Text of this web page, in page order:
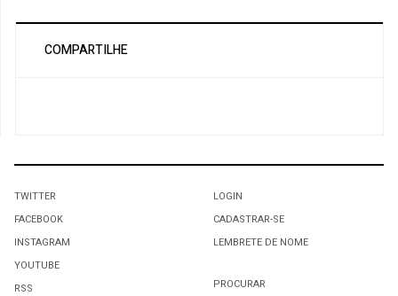
COMPARTILHE
TWITTER
FACEBOOK
INSTAGRAM
YOUTUBE
RSS
LOGIN
CADASTRAR-SE
LEMBRETE DE NOME
PROCURAR